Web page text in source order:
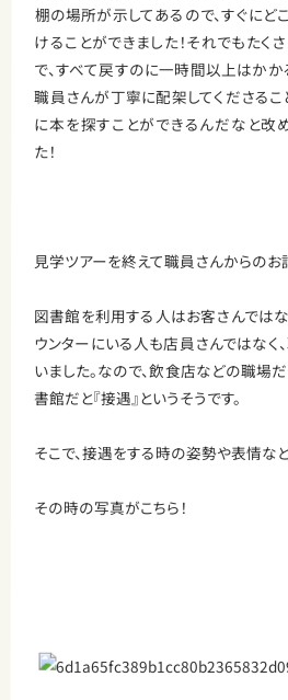
棚の場所が示してあるので、すぐに
けることができました！それでもた
で、すべて戻すのに一時間以上はかか
職員さんが丁寧に配架してくださるこ
に本を探すことができるんだなと改
た！
見学ツアーを終えて職員さんからのお
図書館を利用する人はお客さんではな
ウンターにいる人も店員さんではなく
いました。なので、飲食店などの職場だ
書館だと『接遇』というそうです。
そこで、接遇をする時の姿勢や表情な
その時の写真がこちら！